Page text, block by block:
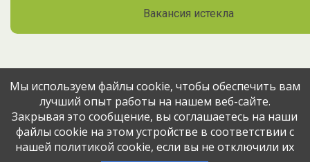
Вакансия истекла
Поделитесь вакансией с друзьями
Эта вакансия размещена 1 год назад через сервис
Мы используем файлы cookie, чтобы обеспечить вам
лучший опыт работы на нашем веб-сайте.
Закрывая это сообщение, вы соглашаетесь на наши
файлы cookie на этом устройстве в соответствии с
нашей политикой cookie, если вы не отключили их